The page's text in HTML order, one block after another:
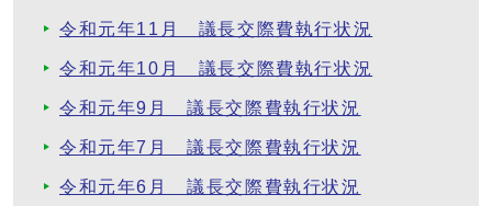
令和元年11月 議長交際費執行状況
令和元年10月 議長交際費執行状況
令和元年9月 議長交際費執行状況
令和元年7月 議長交際費執行状況
令和元年6月 議長交際費執行状況